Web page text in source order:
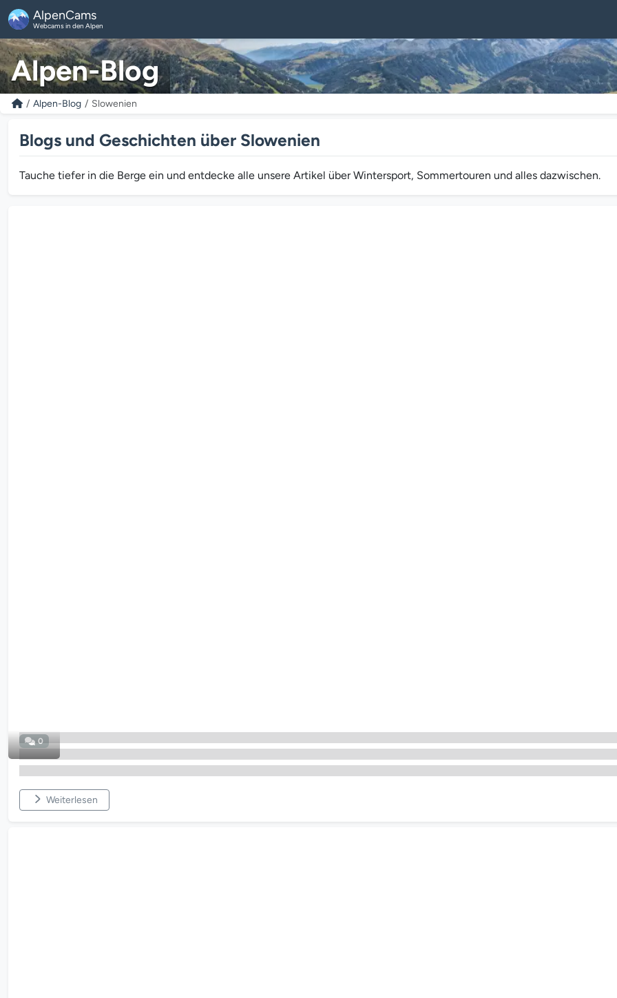
AlpenCams
Webcams in den Alpen
Alpen-Blog
Alpen-Blog Slowenien
Blogs und Geschichten über Slowenien
Tauche tiefer in die Berge ein und entdecke alle unsere Artikel über Wintersport, Sommertouren und alles dazwischen.
0
Weiterlesen